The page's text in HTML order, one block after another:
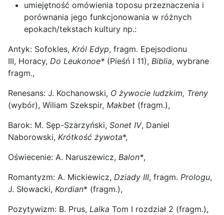
umiejętność omówienia toposu przeznaczenia i
porównania jego funkcjonowania w różnych
epokach/tekstach kultury np.:
Antyk: Sofokles, Król Edyp, fragm. Epejsodionu
III, Horacy, Do Leukonoe* (Pieśń I 11), Biblia, wybrane
fragm.,
Renesans: J. Kochanowski, O żywocie ludzkim, Treny
(wybór), Wiliam Szekspir, Makbet (fragm.),
Barok: M. Sęp-Szarzyński, Sonet IV, Daniel
Naborowski, Krótkość żywota*,
Oświecenie: A. Naruszewicz, Balon*,
Romantyzm: A. Mickiewicz, Dziady III, fragm. Prologu,
J. Słowacki, Kordian* (fragm.),
Pozytywizm: B. Prus, Lalka Tom I rozdział 2 (fragm.),